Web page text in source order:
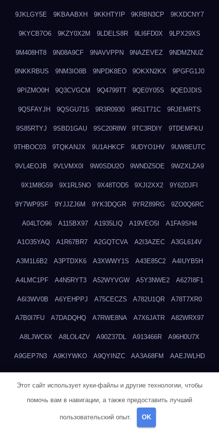
9JKLGY5E 9KBAABXH 9KKHTYIP 9KRBN3CP 9KXDCNY7
9KYCB7O6 9KZY0X2M 9LDELS8R 9LI6FD0X 9LPX29XS
9M408HT8 9N08A9CF 9NAVVPPN 9NAZEVEZ 9NDMZNUZ
9NKKRBUS 9NM3IO8B 9NPDK8EO 9OKXN2KX 9PGFG1J0
9PIZMO0H 9Q3CVGCM 9Q4799TT 9QE0Y05S 9QEDJDIS
9QSFAYJH 9QSGU715 9R3R0930 9R51T71C 9RJEMRTS
9S85RTYJ 9SBD1GAU 9SC20R8W 9TC3RDIY 9TDEMFKU
9THBOC03 9TQKANJX 9U1AHKCF 9UDYO1HV 9UW8EUTC
9VL4EOJB 9VLVMX0I 9W0SDU2O 9WNDZ5OE 9WZXLZA9
9X1M8G59 9X1RL5NO 9X48TOD5 9XJI2XX2 9Y62DJFI
9Y7WP9SF 9YJJZJ6M 9YK3DQGR 9YRZ89RG 9ZO0Q6RC
A04LTO96 A115BX97 A1935LIQ A19VEO5I A1FA9SH4
A1O35YAQ A1R67BR7 A2GQTCVA A2I3AZEC A3GL614V
A3M1L6B2 A3PTDXK6 A3XWWY1S A43E85C2 A4IUYB5H
A4LMC1PF A4N5RYT3 A52WYVGW A5Y3NWE2 A627I8F1
A6I3WV0B A6YEHPPJ A75CECZS A782U1QR A78T7XR0
A7B0I7FU A7DADQHQ A7RWE8NA A7X6JATR A82WRX97
A8LJWC6X A8LOL4ZV A90Z37DL A913466R A96H0U7X
A9GEP7N3 A9KIYWKO A9QYINZC AA3A68FM AAEJWLHD
ADMVWTS8 ADOE3V3Y
Этот сайт использует куки-файлы и другие технологии, чтобы
помочь вам в навигации, а также предоставить лучший
пользовательский опыт. OK